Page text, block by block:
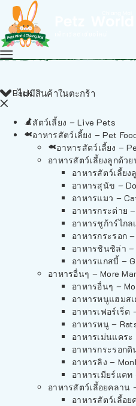
ไม่มีสินค้าในตะกร้า
Back
สัตว์เลี้ยง – Live Pets
อาหารสัตว์เลี้ยง – Pet
อาหารสัตว์เลี้ยง –
อาหารสัตว์เลี้ยงลูกด้ว
อาหารสัตว์เลี้ยง
อาหารสุนัข –
อาหารแมว –
อาหารกระต่าย
อาหารชูก้าร์ไกล
อาหารกระรอก
อาหารชินชิล่า –
อาหารแกสบี้ –
อาหารอื่นๆ – More
อาหารอื่นๆ –
อาหารหนูแฮมสเ
อาหารเฟอร์เร็ต
อาหารหนู –
อาหารเม่นแคระ
อาหารกระรอกดิ
อาหารลิง –
อาหารเมียร์แคท
อาหารสัตว์เลี้อยคลาน
อาหารสัตว์เลี้อ